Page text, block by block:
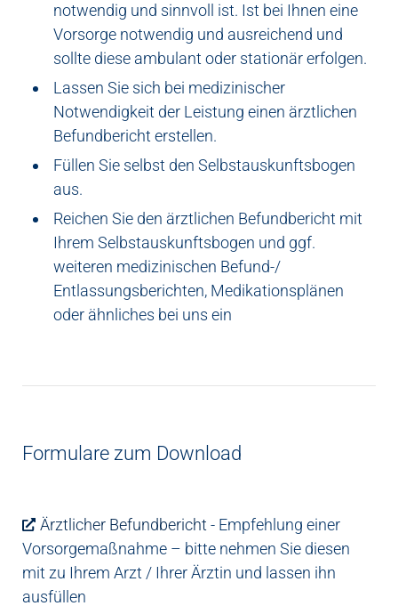
notwendig und sinnvoll ist. Ist bei Ihnen eine
Vorsorge notwendig und ausreichend und
sollte diese ambulant oder stationär erfolgen.
Lassen Sie sich bei medizinischer
Notwendigkeit der Leistung einen ärztlichen
Befundbericht erstellen.
Füllen Sie selbst den Selbstauskunftsbogen
aus.
Reichen Sie den ärztlichen Befundbericht mit
Ihrem Selbstauskunftsbogen und ggf.
weiteren medizinischen Befund-/
Entlassungsberichten, Medikationsplänen
oder ähnliches bei uns ein
Formulare zum Download
Ärztlicher Befundbericht- Empfehlung einer
Vorsorgemaßnahme – bitte nehmen Sie diesen
mit zu Ihrem Arzt / Ihrer Ärztin und lassen ihn
ausfüllen